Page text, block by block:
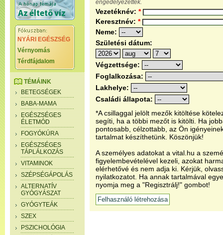
NYÁRI EGÉSZSÉG
Vérnyomás
Térdfájdalom
TÉMÁINK
BETEGSÉGEK
BABA-MAMA
EGÉSZSÉGES
ÉLETMÓD
FOGYÓKÚRA
EGÉSZSÉGES
TÁPLÁLKOZÁS
VITAMINOK
SZÉPSÉGÁPOLÁS
ALTERNATÍV
GYÓGYÁSZAT
GYÓGYTEÁK
SZEX
PSZICHOLÓGIA
engedélyezettek.
Vezetéknév: *
Keresztnév: *
Neme:
Születési dátum:
Végzettsége:
Foglalkozása:
Lakhelye:
Családi állapota:
*A csillaggal jelölt mezők kitöltése
segíti, ha a többi mezőt is kitölti. Ha
pontosabb, célzottabb, az Ön
tartalmat készíthetünk. Köszönjük!
A személyes adatokat a vital.hu a
figyelembevételével kezeli, azokat
elérhetővé és nem adja ki. Kérjük,
nyilatkozatot. Ha annak tartalmával
nyomja meg a "Regisztrálj!" gombot!